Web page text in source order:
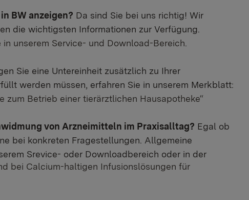
BW anzeigen? Da sind Sie bei uns richtig! Wir
die wichtigsten Informationen zur Verfügung.
unserem Service- und Download-Bereich.
Sie eine Untereinheit zusätzlich zu Ihrer
werden müssen, erfahren Sie in unserem Merkblatt:
zum Betrieb einer tierärztlichen Hausapotheke“
von Arzneimitteln im Praxisalltag? Egal ob
bei konkreten Fragestellungen. Allgemeine
Srevice- oder Downloadbereich oder in der
bei Calcium-haltigen Infusionslösungen für